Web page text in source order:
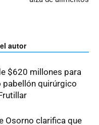
autor
$620 millones para
pabellón quirúrgico
Osorno clarifica que